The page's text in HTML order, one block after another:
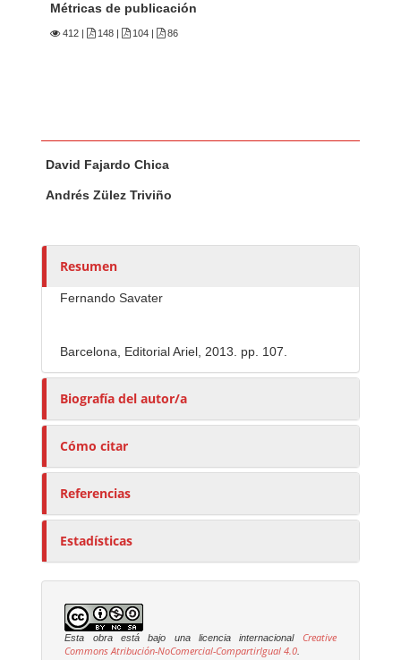
Métricas de publicación
412 | 148 | 104 | 86
u
t
David Fajardo Chica
Andrés Zülez Triviño
Resumen
Fernando Savater
Barcelona, Editorial Ariel, 2013. pp. 107.
Biografía del autor/a
Cómo citar
Referencias
Estadísticas
Esta obra está bajo una licencia internacional
Creative
Commons Atribución-NoComercial-CompartirIgual 4.0